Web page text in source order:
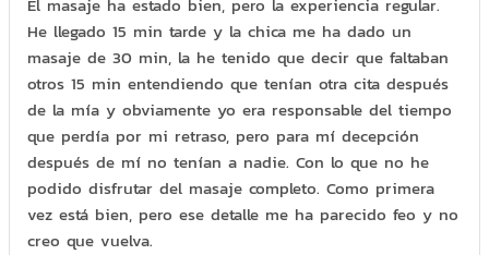
He llegado 15 min tarde y la chica me ha dado un
masaje de 30 min, la he tenido que decir que faltaban
otros 15 min entendiendo que tenían otra cita después
de la mía y obviamente yo era responsable del tiempo
que perdía por mi retraso, pero para mí decepción
después de mí no tenían a nadie. Con lo que no he
podido disfrutar del masaje completo. Como primera
vez está bien, pero ese detalle me ha parecido feo y no
creo que vuelva.